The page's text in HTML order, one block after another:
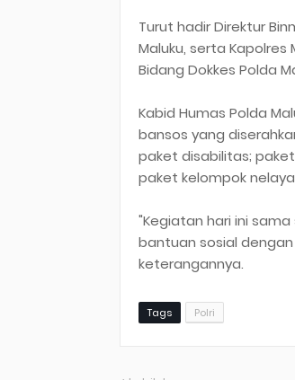
Turut hadir Direktur
Maluku, serta Kapolres
Bidang Dokkes Polda
Kabid Humas Polda
bansos yang
paket disabilitas;
paket kelompok
"Kegiatan hari ini
bantuan sosial
keterangannya.
Tags Polri